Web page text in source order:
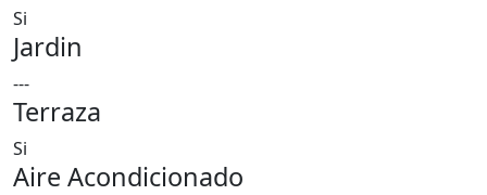
Si
Jardin
---
Terraza
Si
Aire Acondicionado